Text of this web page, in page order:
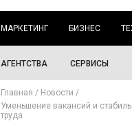
МАРКЕТИНГ БИЗНЕС
АГЕНТСТВА СЕРВИСЫ
Главная
Новости
Уменьшение вакансий и
труда